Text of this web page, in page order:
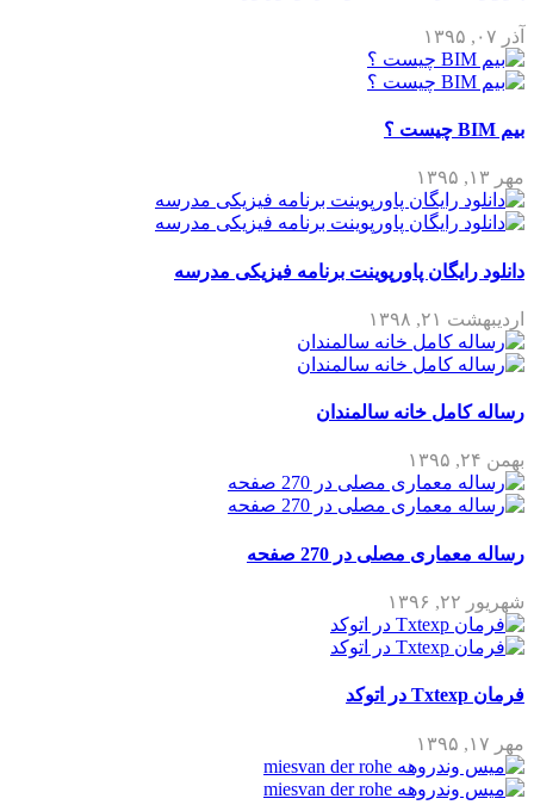
آذر ۰۷, ۱۳۹۵
بیم BIM چیست ؟
مهر ۱۳, ۱۳۹۵
دانلود رایگان پاورپوینت برنامه فیزیکی مدرسه
اردیبهشت ۲۱, ۱۳۹۸
رساله کامل خانه سالمندان
بهمن ۲۴, ۱۳۹۵
رساله معماری مصلی در 270 صفحه
شهریور ۲۲, ۱۳۹۶
فرمان Txtexp در اتوکد
مهر ۱۷, ۱۳۹۵